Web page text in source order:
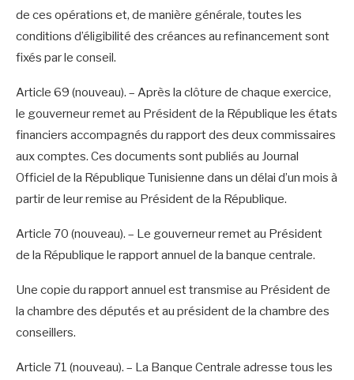
de ces opérations et, de manière générale, toutes les
conditions d’éligibilité des créances au refinancement sont
fixés par le conseil.
Article 69 (nouveau). – Après la clôture de chaque exercice,
le gouverneur remet au Président de la République les états
financiers accompagnés du rapport des deux commissaires
aux comptes. Ces documents sont publiés au Journal
Officiel de la République Tunisienne dans un délai d’un mois à
partir de leur remise au Président de la République.
Article 70 (nouveau). – Le gouverneur remet au Président
de la République le rapport annuel de la banque centrale.
Une copie du rapport annuel est transmise au Président de
la chambre des députés et au président de la chambre des
conseillers.
Article 71 (nouveau). – La Banque Centrale adresse tous les